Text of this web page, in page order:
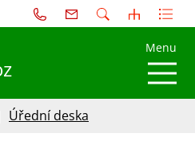
Menu
Úřední deska